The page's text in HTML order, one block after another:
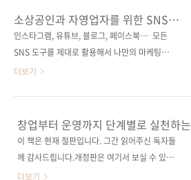
소상공인과 자영업자를 위한 SNS
마케팅의 모든 것
인스타그램, 유튜브, 블로그, 페이스북… 모든
SNS 도구를 제대로 활용해서 나만의 마케팅을
실현하는 방법 창업을 준비하거나 이미 사업
하는데, 막상 인터넷에 검색해 보니 어디서부터
어떻게 시작해야 할지 막막하진 않으셨나요? 시
중에는 이미 SNS 마케팅을 다룬 책들이 많이 출
더보기
창업부터 운영까지 단계별로 실천하는
SNS 마케팅
이 책은 현재 절판입니다. 그간 읽어주신 독자들
께 감사드립니다.개정판은 여기서 보실 수 있습
니다. => https://jpub.tistory.com/468753
더보기